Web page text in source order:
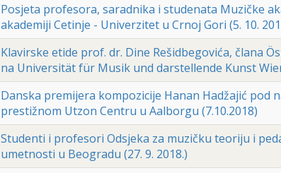
Posjeta profesora, saradnika i studenata Muzičke
akademiji Cetinje - Univerzitet u Crnoj Gori (5. 10.
Klavirske etide prof. dr. Dine Rešidbegovića, člana
na Universität für Musik und darstellende Kunst
Danska premijera kompozicije Hanan Hadžajić pod
prestižnom Utzon Centru u Aalborgu (7.10.2018)
Studenti i profesori Odsjeka za muzičku teoriju i
umetnosti u Beogradu (27. 9. 2018.)